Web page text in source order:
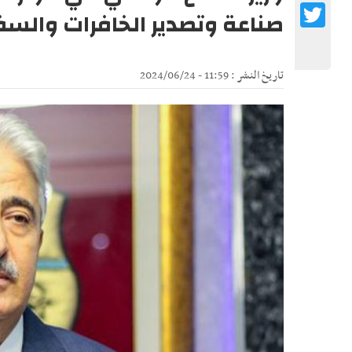
صناعة وتصدير الخافرات
تاريخ النشر : 11:59 - 2024/06/24
Twitter